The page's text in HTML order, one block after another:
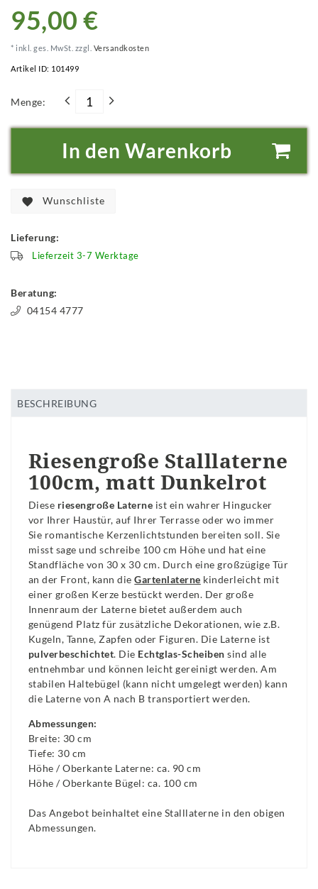
95,00 €
* inkl. ges. MwSt. zzgl. Versandkosten
Artikel ID: 101499
Menge:
In den Warenkorb
Wunschliste
Lieferung:
Lieferzeit 3-7 Werktage
Beratung:
04154 4777
BESCHREIBUNG
Riesengroße Stalllaterne
100cm, matt Dunkelrot
Diese riesengroße Laterne ist ein wahrer Hingucker
vor Ihrer Haustür, auf Ihrer Terrasse oder wo immer
Sie romantische Kerzenlichtstunden bereiten soll. Sie
misst sage und schreibe 100 cm Höhe und hat eine
Standfläche von 30 x 30 cm. Durch eine großzügige Tür
an der Front, kann dieGartenlaterne kinderleicht mit
einer großen Kerze bestückt werden. Der große
Innenraum der Laterne bietet außerdem auch
genügend Platz für zusätzliche Dekorationen, wie z.B.
Kugeln, Tanne, Zapfen oder Figuren. Die Laterne ist
pulverbeschichtet. Die Echtglas-Scheiben sind alle
entnehmbar und können leicht gereinigt werden. Am
stabilen Haltebügel (kann nicht umgelegt werden) kann
die Laterne von A nach B transportiert werden.
Abmessungen:
Breite: 30 cm
Tiefe: 30 cm
Höhe / Oberkante Laterne: ca. 90 cm
Höhe / Oberkante Bügel: ca. 100 cm
Das Angebot beinhaltet eine Stalllaterne in den obigen
Abmessungen.